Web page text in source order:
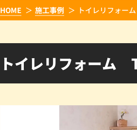
HOME 施工事例 トイレリフォー
トイレリフォーム